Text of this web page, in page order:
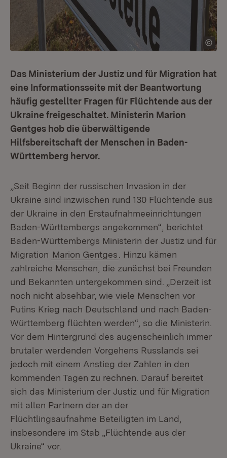
Das Ministerium der Justiz und für Migration hat
eine Informationsseite mit der Beantwortung
häufig gestellter Fragen für Flüchtende aus der
Ukraine freigeschaltet. Ministerin Marion
Gentges hob die überwältigende
Hilfsbereitschaft der Menschen in Baden-
Württemberg hervor.
„Seit Beginn der russischen Invasion in der
Ukraine sind inzwischen rund 130 Flüchtende aus
der Ukraine in den Erstaufnahmeeinrichtungen
Baden-Württembergs angekommen“, berichtet
Baden-Württembergs Ministerin der Justiz und für
Migration Marion Gentges
. Hinzu kämen
zahlreiche Menschen, die zunächst bei Freunden
und Bekannten untergekommen sind. „Derzeit ist
noch nicht absehbar, wie viele Menschen vor
Putins Krieg nach Deutschland und nach Baden-
Württemberg flüchten werden“, so die Ministerin.
Vor dem Hintergrund des augenscheinlich immer
brutaler werdenden Vorgehens Russlands sei
jedoch mit einem Anstieg der Zahlen in den
kommenden Tagen zu rechnen. Darauf bereitet
sich das Ministerium der Justiz und für Migration
mit allen Partnern der an der
Flüchtlingsaufnahme Beteiligten im Land,
insbesondere im Stab „Flüchtende aus der
Ukraine“ vor.